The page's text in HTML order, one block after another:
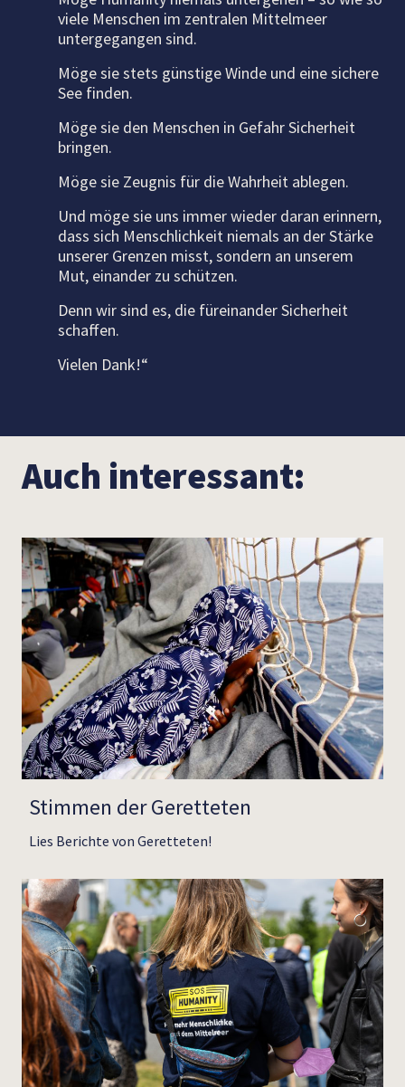
viele Menschen im zentralen Mittelmeer
untergegangen sind.
Möge sie stets günstige Winde und eine sichere
See finden.
Möge sie den Menschen in Gefahr Sicherheit
bringen.
Möge sie Zeugnis für die Wahrheit ablegen.
Und möge sie uns immer wieder daran erinnern,
dass sich Menschlichkeit niemals an der Stärke
unserer Grenzen misst, sondern an unserem
Mut, einander zu schützen.
Denn wir sind es, die füreinander Sicherheit
schaffen.
Vielen Dank!“
Auch interessant:
Stimmen der Geretteten
Lies Berichte von Geretteten!